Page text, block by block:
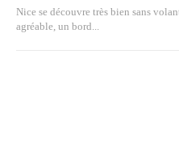
Nice se découvre très bien sans
agréable, un bord...